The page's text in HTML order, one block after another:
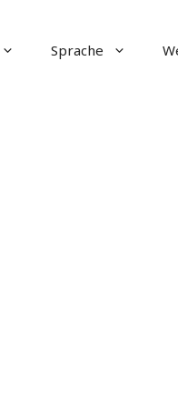
Sprache